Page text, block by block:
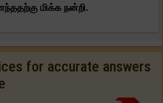
மிக்க நன்றி.
for accurate answers